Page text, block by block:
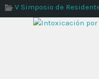
V Simposio de